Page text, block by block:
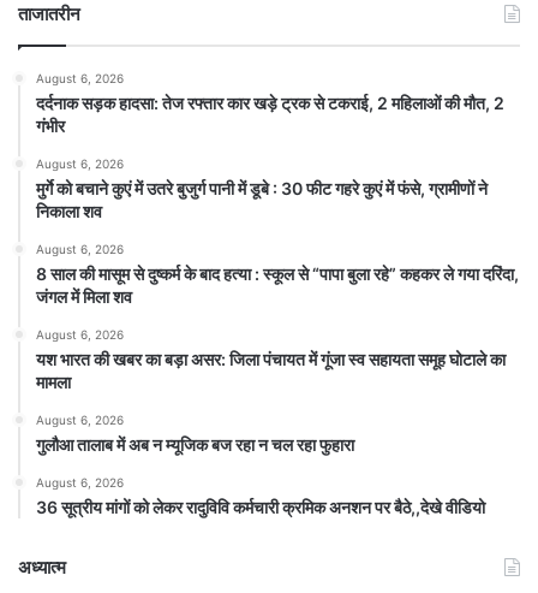
ताजातरीन
August 6, 2026
दर्दनाक सड़क हादसा: तेज रफ्तार कार खड़े ट्रक से टकराई, 2 महिलाओं की मौत, 2
गंभीर
August 6, 2026
मुर्गे को बचाने कुएं में उतरे बुजुर्ग पानी में डूबे : 30 फीट गहरे कुएं में फंसे, ग्रामीणों ने
निकाला शव
August 6, 2026
8 साल की मासूम से दुष्कर्म के बाद हत्या : स्कूल से “पापा बुला रहे” कहकर ले गया दरिंदा,
जंगल में मिला शव
August 6, 2026
यश भारत की खबर का बड़ा असर: जिला पंचायत में गूंजा स्व सहायता समूह घोटाले का
मामला
August 6, 2026
गुलौआ तालाब में अब न म्यूजिक बज रहा न चल रहा फुहारा
August 6, 2026
36 सूत्रीय मांगों को लेकर रादुविवि कर्मचारी क्रमिक अनशन पर बैठे,,देखे वीडियो
अध्यात्म